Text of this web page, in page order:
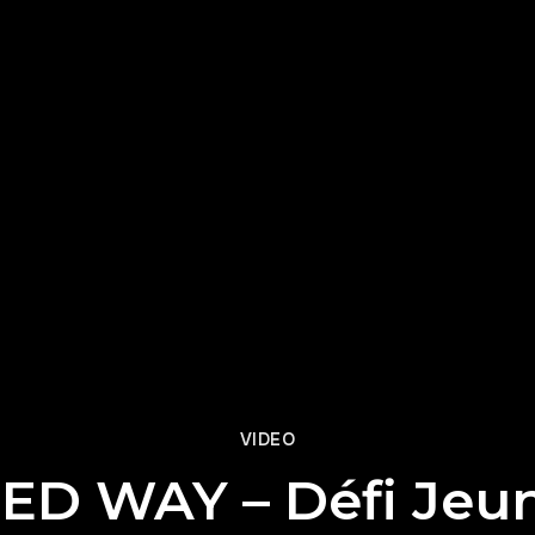
VIDEO
WAY – Défi